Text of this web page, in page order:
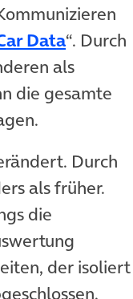
Data“. Durch
als
die gesamte
Durch
als früher.
die
der isoliert